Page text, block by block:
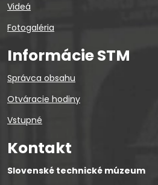
Videá
Fotogaléria
Informácie STM
Správca obsahu
Otváracie hodiny
Vstupné
Kontakt
Slovenské technické múzeum